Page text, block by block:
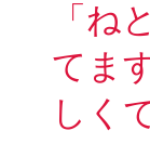
「ね
てま
しく